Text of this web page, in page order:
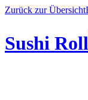
Zurück zur Übersicht
Sushi Roll